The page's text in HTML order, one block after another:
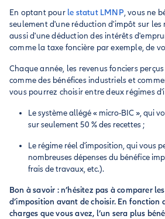
En optant pour le statut LMNP, vous ne
seulement d'une réduction d'impôt sur les
aussi d'une déduction des intérêts
comme la taxe foncière par exemple, de
Chaque année, les revenus fonciers
comme des bénéfices industriels et
vous pourrez choisir entre deux régimes
Le système allégé « micro-BIC », qui
sur seulement 50 % des recettes ;
Le régime réel d'imposition, qui vous
nombreuses dépenses du bénéfice
frais de travaux, etc.).
Bon à savoir : n’hésitez pas à comparer
d’imposition avant de choisir. En fonction
charges que vous avez, l’un sera plus